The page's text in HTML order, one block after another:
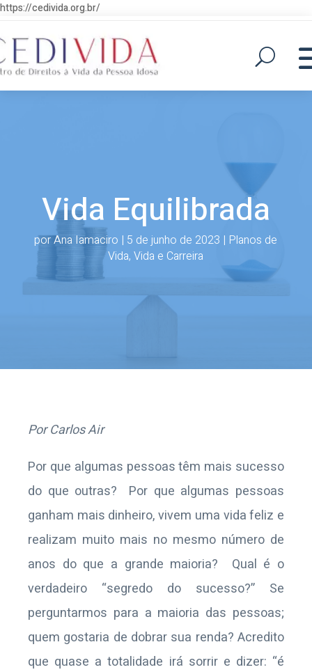
https://cedivida.org.br/
Vida Equilibrada
porAna Iamaciro | 5 de junho de 2023 | Planos de
Vida,Vida e Carreira
Por Carlos Air
Por que algumas pessoas têm mais sucesso
do que outras? Por que algumas pessoas
ganham mais dinheiro, vivem uma vida feliz e
realizam muito mais no mesmo número de
anos do que a grande maioria? Qual é o
verdadeiro “segredo do sucesso?” Se
perguntarmos para a maioria das pessoas;
quem gostaria de dobrar sua renda? Acredito
que quase a totalidade irá sorrir e dizer: “é